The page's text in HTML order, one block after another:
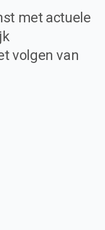
met actuele
volgen van